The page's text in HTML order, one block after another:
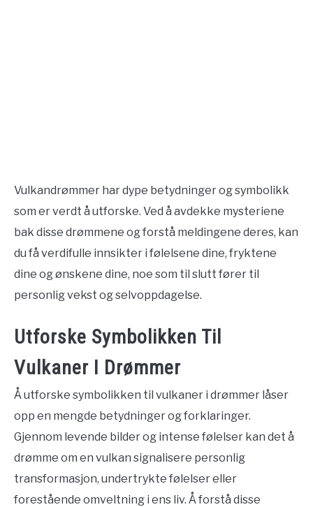
Vulkandrømmer har dype betydninger og symbolikk
som er verdt å utforske. Ved å avdekke mysteriene
bak disse drømmene og forstå meldingene deres, kan
du få verdifulle innsikter i følelsene dine, fryktene
dine og ønskene dine, noe som til slutt fører til
personlig vekst og selvoppdagelse.
Utforske Symbolikken Til
Vulkaner I Drømmer
Å utforske symbolikken til vulkaner i drømmer låser
opp en mengde betydninger og forklaringer.
Gjennom levende bilder og intense følelser kan det å
drømme om en vulkan signalisere personlig
transformasjon, undertrykte følelser eller
forestående omveltning i ens liv. Å forstå disse